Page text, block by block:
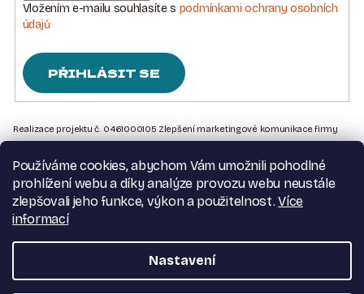
Používáme cookies, abychom Vám umožnili pohodlné
prohlížení webu a díky analýze provozu webu neustále
zlepšovali jeho funkce, výkon a použitelnost.Více
informací
Nastavení
Vložením e-mailu souhlasíte s podmínkami ochrany osobních
údajů
PŘIHLÁSIT SE
Á
P
A
T
Realizace projektu č. 0461000105 Zlepšení marketingové komunikace firmy
Kontakt na nás
Obchodní podmínky
Podmínky ochrany osobních údajů
Moje objednávka